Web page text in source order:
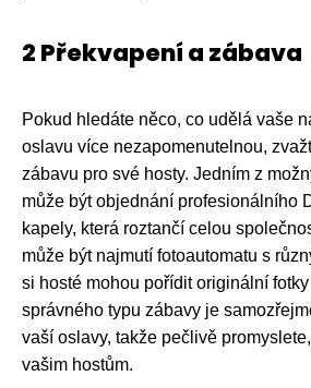
2 Překvapení a zábava
Pokud hledáte něco, co udělá vaše
oslavu více nezapomenutelnou,
zábavu pro své hosty. Jedním z
může být objednání profesionálního
kapely, která roztančí celou
může být najmutí fotoautomatu s
si hosté mohou pořídit originální
správného typu zábavy je
vaší oslavy, takže pečlivě
vašim hostům.